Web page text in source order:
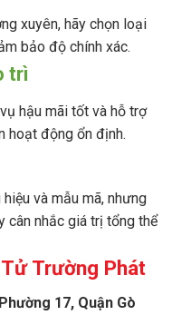
xuyên, hãy chọn loại
bảo độ chính xác.
trì
hậu mãi tốt và hỗ trợ
hoạt động ổn định.
và mẫu mã, nhưng
cân nhắc giá trị tổng thể
Trường Phát
17, Quận Gò